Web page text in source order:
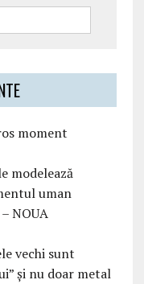
moment
modelează
uman
NOUA
vechi sunt
și nu doar metal